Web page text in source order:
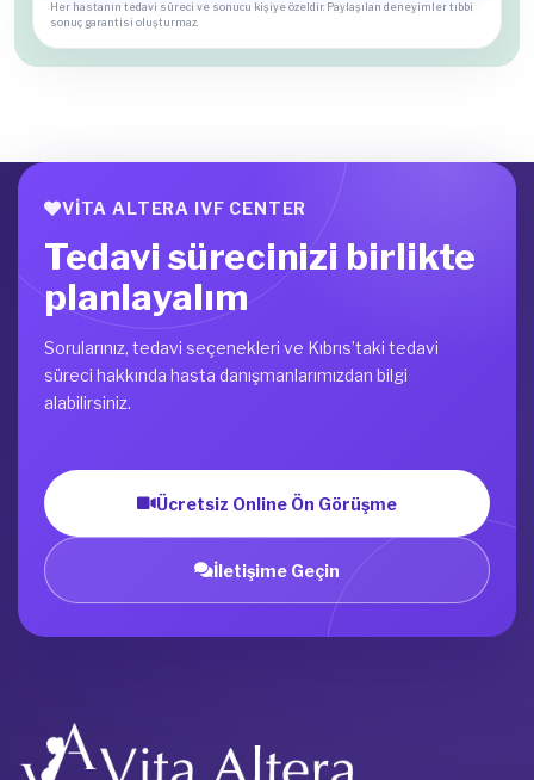
Her hastanın tedavi süreci ve sonucu kişiye özeldir. Paylaşılan deneyimler tıbbi
sonuç garantisi oluşturmaz.
VITA ALTERA IVF CENTER
Tedavi sürecinizi birlikte
planlayalım
Sorularınız, tedavi seçenekleri ve Kıbrıs’taki tedavi
süreci hakkında hasta danışmanlarımızdan bilgi
alabilirsiniz.
Ücretsiz Online Ön Görüşme
İletişime Geçin